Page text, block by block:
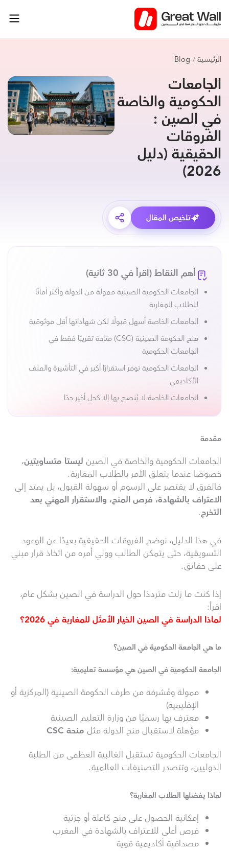
إلى
المحتوى
الرئيسية Blog
الجامعات
الحكومية والخاصة
في الصين :
الفروقات
الحقيقية (دليل
2026)
تلخيص المقال
أهم النقاط (اقرأ في 30 ثانية)
الجامعات الحكومية الصينية ممولة من الدولة وأكثر أمانًا
للطلاب المغاربة
الجامعات الخاصة أسهل قبولًا لكن شهاداتها أقل موثوقية
منح الحكومة الصينية (CSC) متاحة تقريبًا فقط في
الجامعات الحكومية
الجامعات الحكومية توفر استقرارًا أكبر في التأشيرة والملف
الأكاديمي
الجامعات الخاصة لا يُنصح بها إلا كحل أخير جدًا
مقدمة
الجامعات الحكومية والخاصة في الصين ليستا متساويتين،
خصوصًا عندما يتعلق الأمر بالطلاب المغاربة.
فالفرق لا يقتصر على الرسوم أو سهولة القبول، بل يمتد إلى
الاعتراف بالشهادة، فرص المنح، والاستقرار المهني بعد
التخرج.
في هذا الدليل، نوضح الفروقات الحقيقية بعيدًا عن الوعود
التسويقية، حتى يتمكن الطالب وولي أمره من اتخاذ قرار مبني
على حقائق.
إذا كنت ما زلت مترددًا حول الدراسة في الصين بشكل عام،
اقرأ:
لماذا الدراسة في الصين الخيار الأمثل للمغاربة في 2026؟
ما هي الجامعة الحكومية في الصين؟
الجامعة الحكومية في الصين هي مؤسسة تعليمية:
ممولة ومُشرفة من طرف الحكومة الصينية (المركزية أو
الإقليمية)
معترف بها رسميًا من وزارة التعليم الصينية
مؤهلة لاستقبال منح الدولة مثل منحةCSC
الجامعات الحكومية تستقبل الغالبية العظمى من الطلبة
الدوليين، وتتصدر التصنيفات العالمية.
لماذا يفضلها الطلاب المغاربة؟
إمكانية الحصول على منح كاملة أو جزئية
فرص أعلى للاعتراف بالشهادة في المغرب
مصداقية أكاديمية قوية